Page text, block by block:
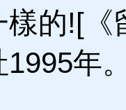
樣的![
年